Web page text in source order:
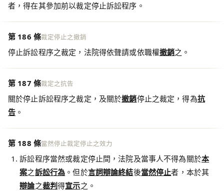
者，得在其參加前以裁定停止訴訟程序。
第 186 條裁定停止之撤銷
停止訴訟程序之裁定，法院得依聲請或依職權撤銷之。
第 187 條裁定之抗告
關於停止訴訟程序之裁定，及關於撤銷停止之裁定，得為抗
告 。
第 188 條當然停止裁定停止之效力
訴訟程序當然或裁定停止間，法院及當事人不得為關於本
案之訴訟行為 。但於言詞辯論終結後當然停止者，本於其
辯論之裁判得宣示之。